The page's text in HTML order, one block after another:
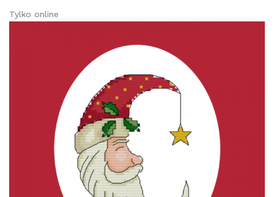
Tylko online